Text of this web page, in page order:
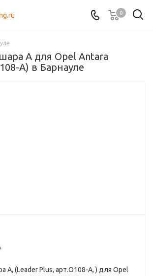
0
A для Opel Antara
A) в Барнауле
A, (Leader Plus, арт.O108-A, ) для Opel